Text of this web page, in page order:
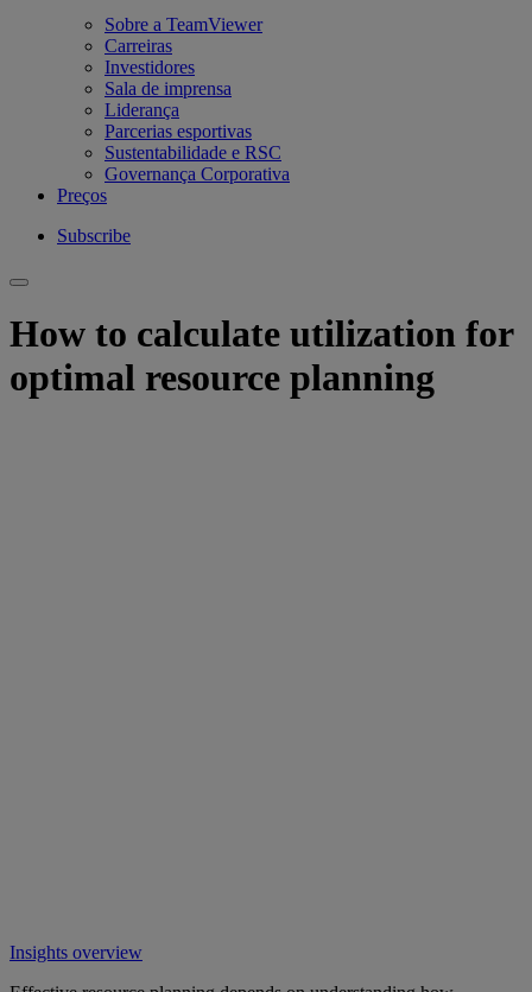
Sobre a TeamViewer
Carreiras
Investidores
Sala de imprensa
Liderança
Parcerias esportivas
Sustentabilidade e RSC
Governança Corporativa
Preços
Subscribe
How to calculate utilization for
optimal resource planning
Insights overview